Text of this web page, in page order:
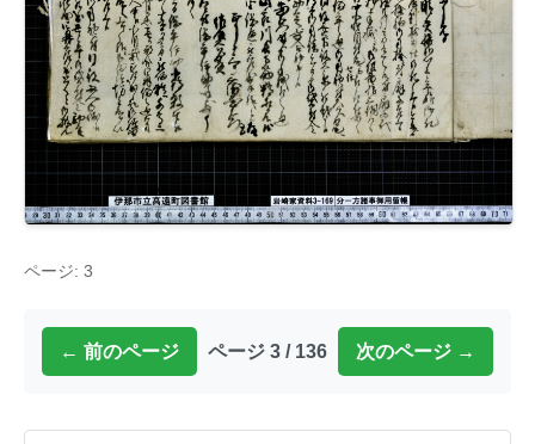
ページ: 3
← 前のページ ページ 3 / 136 次のページ →